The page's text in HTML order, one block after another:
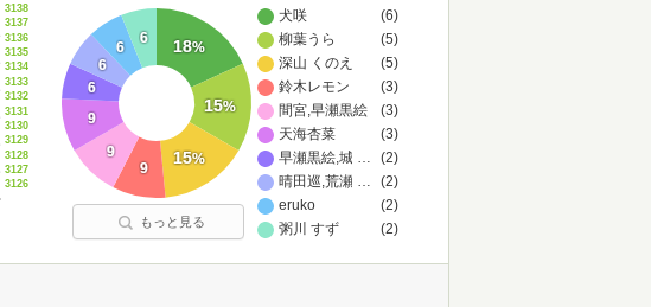
3126
3127
3128
3129
3130
3131
3132
3133
3134
3135
3136
3137
3138 犬咲
(6)
柳葉うら
(5)
深山 くのえ
(5)
鈴木レモン
(3)
間宮,早瀬黒絵
(3)
天海杏菜
(3)
早瀬黒絵,城キイコ
(2)
…
晴田巡,荒瀬ヤヒロ
(2)
…
eruko
(2)
粥川 すず
(2)
18%
15%
15%
9
9
9
6
6
6
6
もっと見る